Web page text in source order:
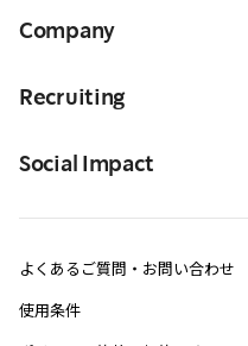
Company
Recruiting
Social Impact
よくあるご質問・お問い合わせ
使用条件